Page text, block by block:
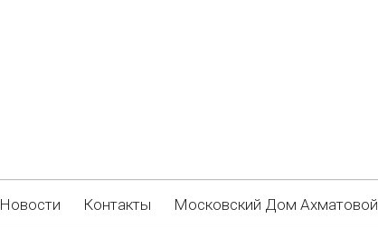
Новости Контакты Московский Дом Ахматовой